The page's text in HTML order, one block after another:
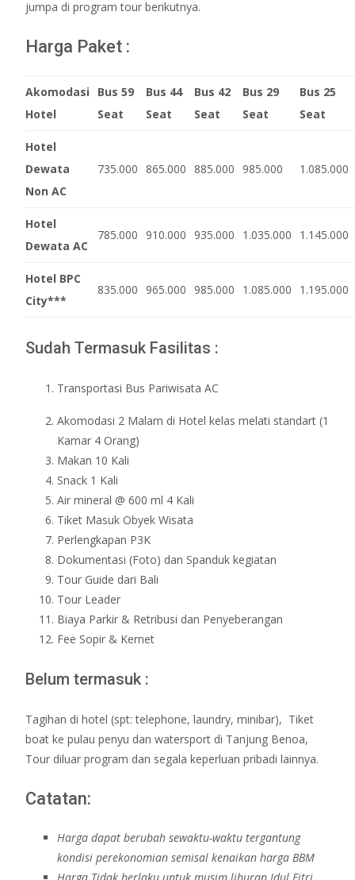
jumpa di program tour berikutnya.
Harga Paket :
Akomodasi
Hotel
Bus 59
Seat
Bus 44
Seat
Bus 42
Seat
Bus 29
Seat
Bus 25
Seat
Hotel
Dewata
Non AC
735.000 865.000 885.000 985.000 1.085.000
Hotel
Dewata AC
785.000 910.000 935.000 1.035.000 1.145.000
Hotel BPC
City***
835.000 965.000 985.000 1.085.000 1.195.000
Sudah Termasuk Fasilitas :
Transportasi Bus Pariwisata AC
Akomodasi 2 Malam di Hotel kelas melati standart (1
Kamar 4 Orang)
Makan 10 Kali
Snack 1 Kali
Air mineral @ 600 ml 4 Kali
Tiket Masuk Obyek Wisata
Perlengkapan P3K
Dokumentasi (Foto) dan Spanduk kegiatan
Tour Guide dari Bali
Tour Leader
Biaya Parkir & Retribusi dan Penyeberangan
Fee Sopir & Kernet
Belum termasuk :
Tagihan di hotel (spt: telephone, laundry, minibar), Tiket
boat ke pulau penyu dan watersport di Tanjung Benoa,
Tour diluar program dan segala keperluan pribadi lainnya.
Catatan:
Harga dapat berubah sewaktu-waktu tergantung
kondisi perekonomian semisal kenaikan harga BBM